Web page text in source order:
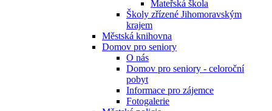
Mateřská škola
Školy zřízené Jihomoravským
krajem
Městská knihovna
Domov pro seniory
O nás
Domov pro seniory - celoroční
pobyt
Informace pro zájemce
Fotogalerie